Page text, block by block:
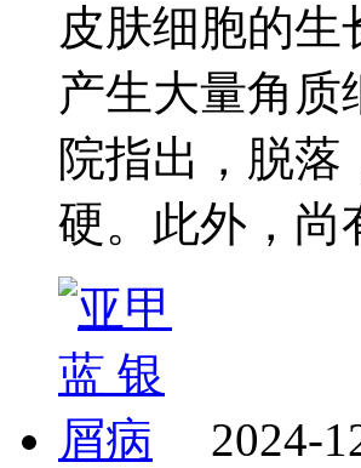
皮肤细胞的
产生大量角质
院指出，脱
硬。此外，尚
2024-